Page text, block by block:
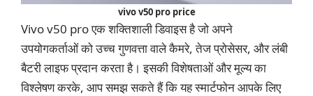
vivo v50 pro price
Vivo v50 pro एक शक्तिशाली डिवाइस है जो अपने
उपयोगकर्ताओं को उच्च गुणवत्ता वाले कैमरे, तेज प्रोसेसर, और लंबी
बैटरी लाइफ प्रदान करता है। इसकी विशेषताओं और मूल्य का
विश्लेषण करके, आप समझ सकते हैं कि यह स्मार्टफोन आपके लिए